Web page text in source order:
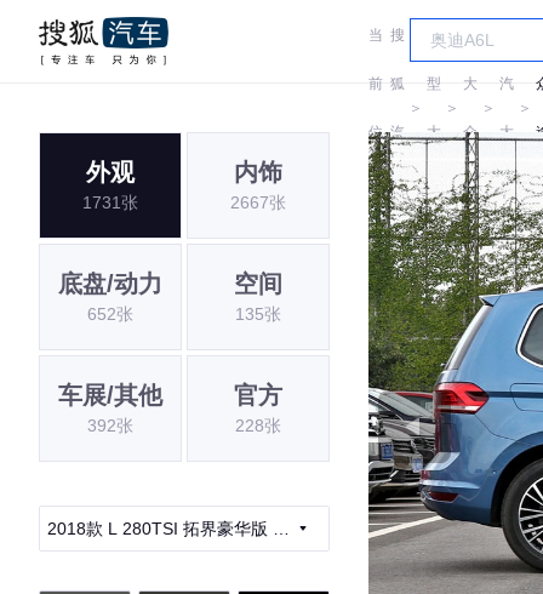
当
前
位
置:
搜
狐
汽
车
＞
车
型
大
全
＞
大
众
＞
汽
大
众
＞
外观
1731张
内饰
2667张
底盘/动力
652张
空间
135张
车展/其他
392张
官方
228张
2018款 L 280TSI 拓界豪华版 6